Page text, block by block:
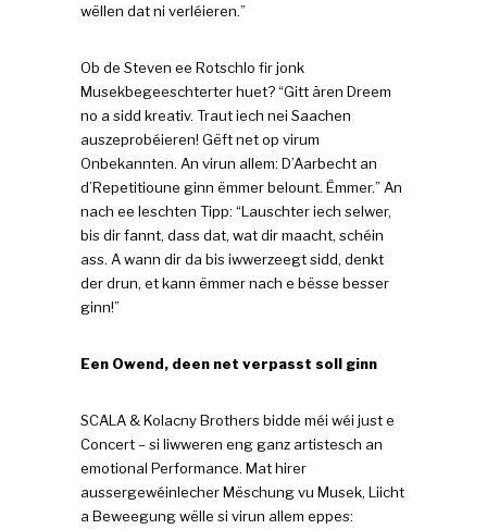
wëllen dat ni verléieren.”
Ob de Steven ee Rotschlo fir jonk
Musekbegeeschterter huet? “Gitt ären Dreem
no a sidd kreativ. Traut iech nei Saachen
auszeprobéieren! Gëft net op virum
Onbekannten. An virun allem: D’Aarbecht an
d’Repetitioune ginn ëmmer belount. Ëmmer.” An
nach ee leschten Tipp: “Lauschter iech selwer,
bis dir fannt, dass dat, wat dir maacht, schéin
ass. A wann dir da bis iwwerzeegt sidd, denkt
der drun, et kann ëmmer nach e bësse besser
ginn!”
Een Owend, deen net verpasst soll ginn
SCALA & Kolacny Brothers bidde méi wéi just e
Concert – si liwweren eng ganz artistesch an
emotional Performance. Mat hirer
aussergewéinlecher Mëschung vu Musek, Liicht
a Beweegung wëlle si virun allem eppes: